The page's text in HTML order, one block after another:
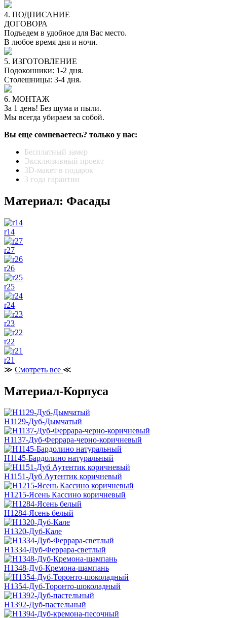
4. ПОДПИСАНИЕ
ДОГОВОРА
Подъедем в удобное для Вас место.
В любое время дня и ночи.
5. ИЗГОТОВЛЕНИЕ
Подоконники: 1-2 дня.
Столешницы: 3-4 дня.
6. МОНТАЖ
За 1 день! Без шума и пыли.
Мы всегда убираем за собой.
Вы еще сомневаетесь? только у нас:
Бесплатный замер
Эксклюзивный проект
3D-макет в подарок
3 года гарантии
Материал: Фасады
r14
r27
r26
r25
r24
r23
r22
r21
≫ Смотреть все ≪
Материал-Корпуса
H1129-Дуб-Дымчатый
H1137-Дуб-Феррара-черно-коричневый
H1145-Бардолино натуральный
H1151-Дуб Аутентик коричневый
H1215-Ясень Кассино коричневый
H1284-Ясень белый
H1320-Дуб-Кале
H1334-Дуб-Феррара-светлый
H1348-Дуб-Кремона-шампань
H1354-Дуб-Торонто-шоколадный
H1392-Дуб-пастельный